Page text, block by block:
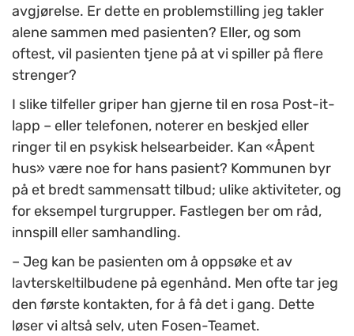
avgjørelse. Er dette en problemstilling jeg takler
alene sammen med pasienten? Eller, og som
oftest, vil pasienten tjene på at vi spiller på flere
strenger?
I slike tilfeller griper han gjerne til en rosa Post-it-
lapp – eller telefonen, noterer en beskjed eller
ringer til en psykisk helsearbeider. Kan «Åpent
hus» være noe for hans pasient? Kommunen byr
på et bredt sammensatt tilbud; ulike aktiviteter, og
for eksempel turgrupper. Fastlegen ber om råd,
innspill eller samhandling.
– Jeg kan be pasienten om å oppsøke et av
lavterskeltilbudene på egenhånd. Men ofte tar jeg
den første kontakten, for å få det i gang. Dette
løser vi altså selv, uten Fosen-Teamet.